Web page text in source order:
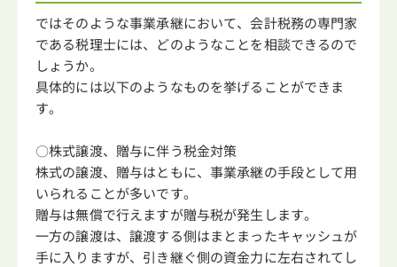
ではそのような事業承継において、会計税務の専門家
である税理士には、どのようなことを相談できるので
しょうか。
具体的には以下のようなものを挙げることができま
す。
〇株式譲渡、贈与に伴う税金対策
株式の譲渡、贈与はともに、事業承継の手段として用
いられることが多いです。
贈与は無償で行えますが贈与税が発生します。
一方の譲渡は、譲渡する側はまとまったキャッシュが
手に入りますが、引き継ぐ側の資金力に左右されてし